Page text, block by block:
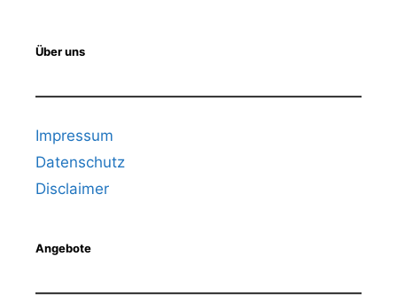
Über uns
Impressum
Datenschutz
Disclaimer
Angebote